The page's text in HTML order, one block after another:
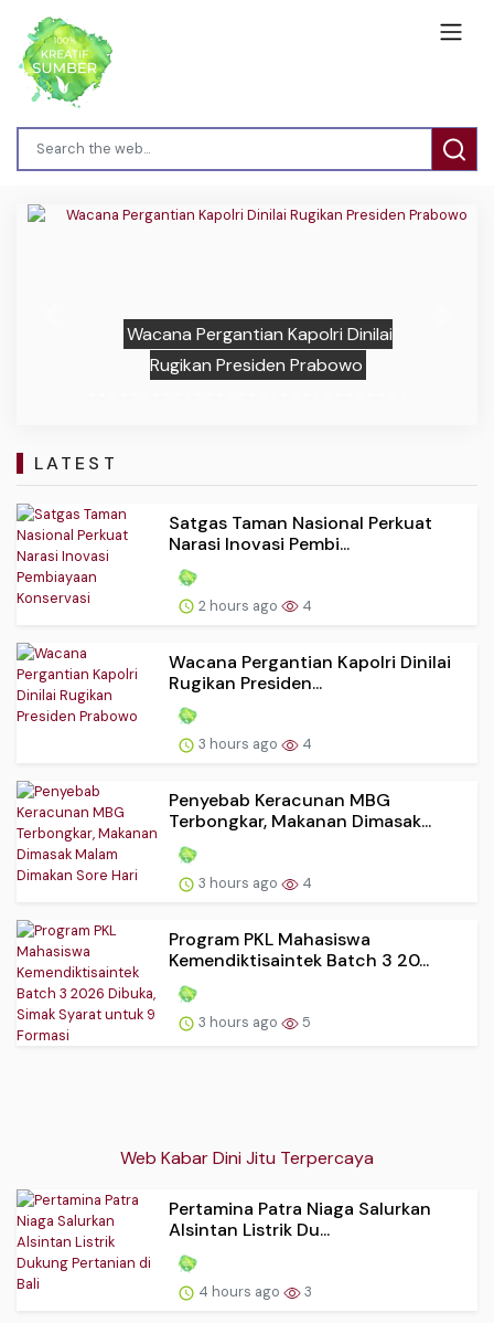
Wacana Pergantian Kapolri Dinilai
Rugikan Presiden Prabowo
LATEST
Satgas Taman Nasional Perkuat
Narasi Inovasi Pembi...
2 hours ago 4
Wacana Pergantian Kapolri Dinilai
Rugikan Presiden...
3 hours ago 4
Penyebab Keracunan MBG
Terbongkar, Makanan Dimasak...
3 hours ago 4
Program PKL Mahasiswa
Kemendiktisaintek Batch 3 20...
3 hours ago 5
Web Kabar Dini Jitu Terpercaya
Pertamina Patra Niaga Salurkan
Alsintan Listrik Du...
4 hours ago 3